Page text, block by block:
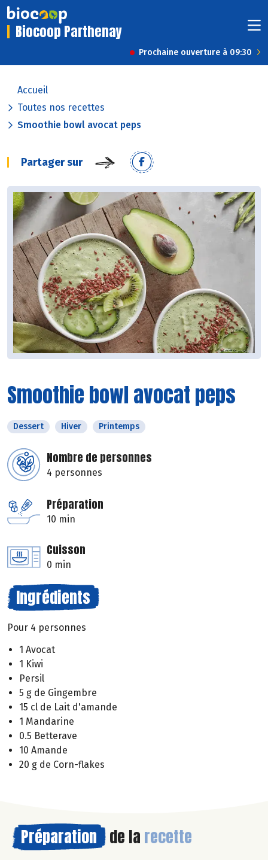
Biocoop Parthenay
Prochaine ouverture à 09:30
Accueil
Toutes nos recettes
Smoothie bowl avocat peps
Partager sur
Smoothie bowl avocat peps
Dessert Hiver Printemps
Nombre de personnes
4 personnes
Préparation
10 min
Cuisson
0 min
Ingrédients
Pour 4 personnes
1 Avocat
1 Kiwi
Persil
5 g de Gingembre
15 cl de Lait d'amande
1 Mandarine
0.5 Betterave
10 Amande
20 g de Corn-flakes
Préparation de la recette